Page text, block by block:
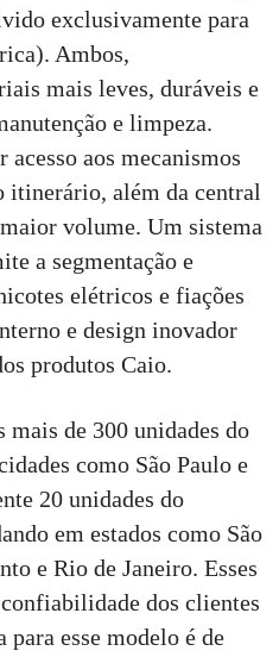
exclusivamente para
Ambos,
mais leves, duráveis e
e limpeza.
aos mecanismos
itinerário, além da central
volume. Um sistema
a segmentação e
elétricos e fiações
e design inovador
produtos Caio.
de 300 unidades do
como São Paulo e
20 unidades do
em estados como São
e Rio de Janeiro. Esses
dos clientes
esse modelo é de